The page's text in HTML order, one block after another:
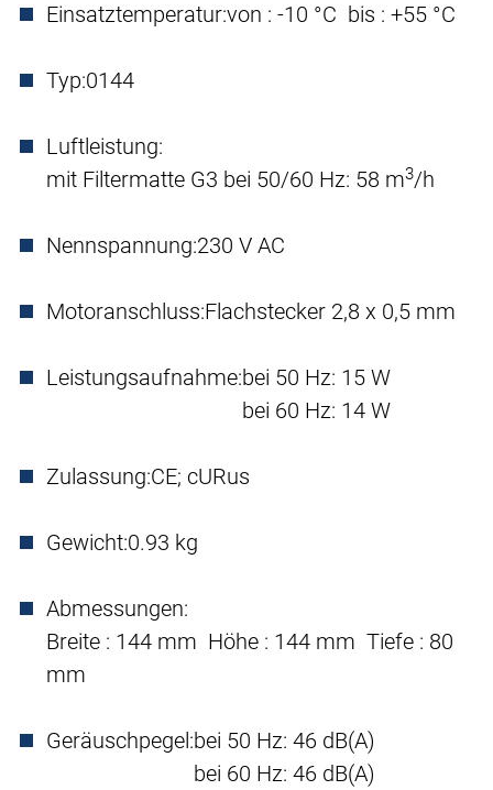
Einsatztemperatur:von : -10 °C bis : +55 °C
Typ:0144
Luftleistung:
mit Filtermatte G3 bei 50/60 Hz: 58 m3/h
Nennspannung:230 V AC
Motoranschluss:Flachstecker 2,8 x 0,5 mm
Leistungsaufnahme:bei 50 Hz: 15 W
bei 60 Hz: 14 W
Zulassung:CE; cURus
Gewicht:0.93 kg
Abmessungen:
Breite : 144 mm Höhe : 144 mm Tiefe : 80
mm
Geräuschpegel:bei 50 Hz: 46 dB(A)
bei 60 Hz: 46 dB(A)